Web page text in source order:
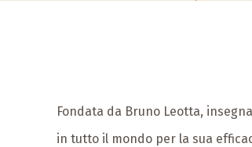
Fondata da Bruno Leotta,
in tutto il mondo per la sua